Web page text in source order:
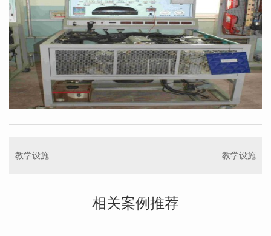
教学设施 教学设施
相关案例推荐